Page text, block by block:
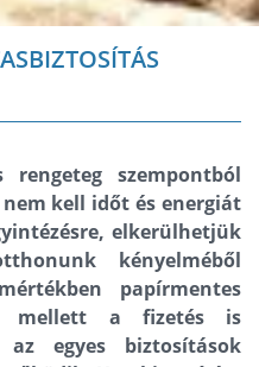
szempontból
kell időt és energiát
elkerülhetjük
kényelméből
papírmentes
mellett a fizetés is
egyes biztosítások